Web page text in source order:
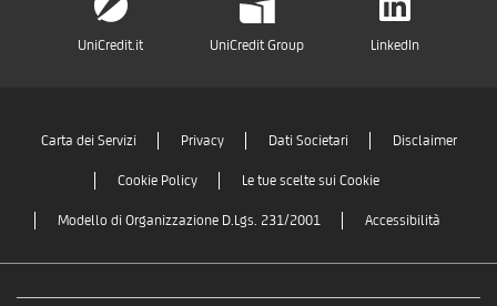
UniCredit.it UniCredit Group LinkedIn
Carta dei Servizi Privacy Dati Societari Disclaimer
Cookie Policy Le tue scelte sui Cookie
Modello di Organizzazione D.Lgs. 231/2001 Accessibilità